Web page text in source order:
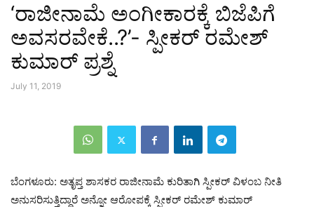
‘ರಾಜೀನಾಮೆ ಅಂಗೀಕಾರಕ್ಕೆ ಬಿಜೆಪಿಗೆ
ಅವಸರವೇಕೆ..?’- ಸ್ಪೀಕರ್ ರಮೇಶ್
ಕುಮಾರ್ ಪ್ರಶ್ನೆ
July 11, 2019
ಬೆಂಗಳೂರು: ಅತೃಪ್ತ ಶಾಸಕರ ರಾಜೀನಾಮೆ ಕುರಿತಾಗಿ ಸ್ಪೀಕರ್ ವಿಳಂಬ ನೀತಿ
ಅನುಸರಿಸುತ್ತಿದ್ದಾರೆ ಅನ್ನೋ ಆರೋಪಕ್ಕೆ ಸ್ಪೀಕರ್ ರಮೇಶ್ ಕುಮಾರ್